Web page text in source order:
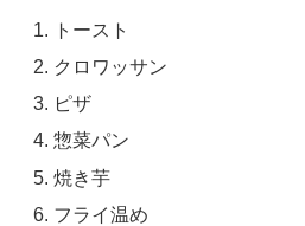
トースト
クロワッサン
ピザ
惣菜パン
焼き芋
フライ温め